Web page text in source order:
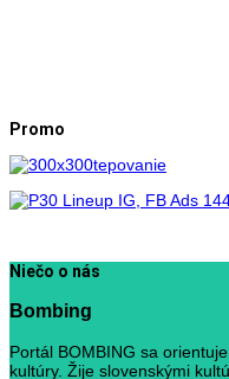
Promo
Niečo o nás
Bombing
Portál BOMBING sa
kultúry. Žije slovenskými